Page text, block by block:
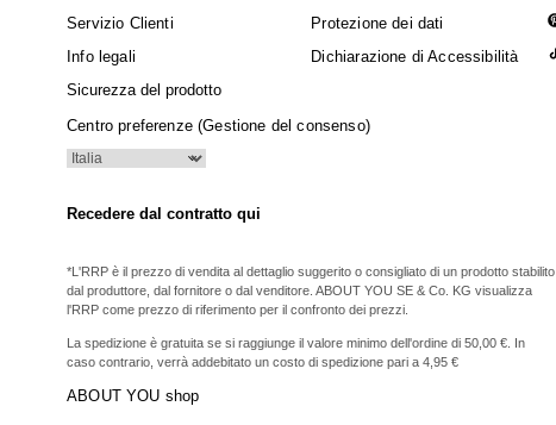
Servizio Clienti
Protezione dei dati
Info legali
Dichiarazione di Accessibilità
Sicurezza del prodotto
Centro preferenze (Gestione del consenso)
Recedere dal contratto qui
*L'RRP è il prezzo di vendita al dettaglio suggerito o consigliato di un prodotto stabilito
dal produttore, dal fornitore o dal venditore. ABOUT YOU SE & Co. KG visualizza
l'RRP come prezzo di riferimento per il confronto dei prezzi.
La spedizione è gratuita se si raggiunge il valore minimo dell'ordine di 50,00 €. In
caso contrario, verrà addebitato un costo di spedizione pari a 4,95 €
ABOUT YOU shop